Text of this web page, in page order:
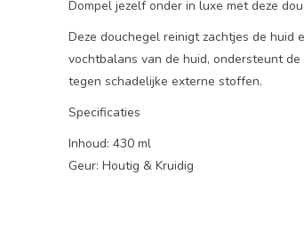
Dompel jezelf onder in luxe met deze
Deze douchegel reinigt zachtjes de
vochtbalans van de huid, ondersteunt
tegen schadelijke externe stoffen.
Specificaties
Inhoud: 430 ml
Geur: Houtig & Kruidig